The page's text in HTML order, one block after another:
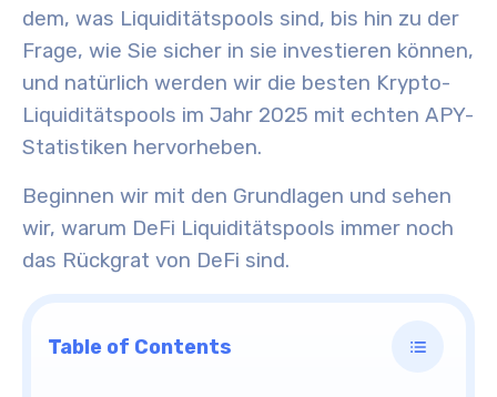
dem, was Liquiditätspools sind, bis hin zu der
Frage, wie Sie sicher in sie investieren können,
und natürlich werden wir die besten Krypto-
Liquiditätspools im Jahr 2025 mit echten APY-
Statistiken hervorheben.
Beginnen wir mit den Grundlagen und sehen
wir, warum DeFi Liquiditätspools immer noch
das Rückgrat von DeFi sind.
Table of Contents